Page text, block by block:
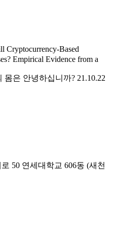
Based
Empirical Evidence from a
몸은 안녕하십니까? 21.10.22
50 연세대학교 606동 (새천